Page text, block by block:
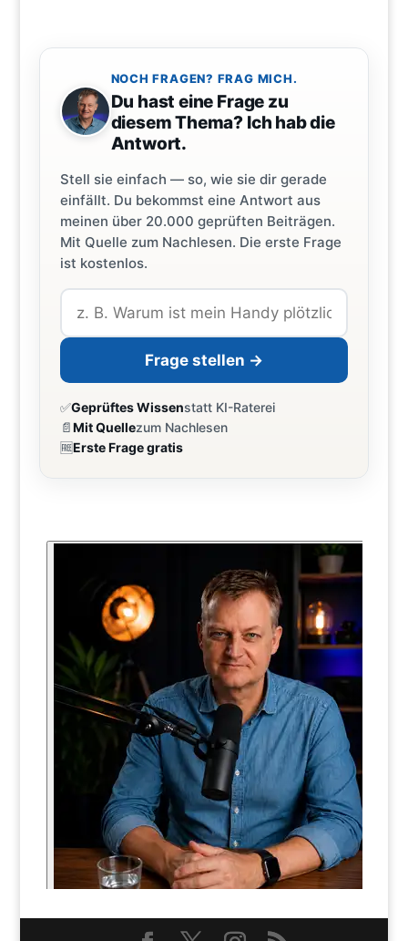
NOCH FRAGEN? FRAG MICH.
Du hast eine Frage zu
diesem Thema? Ich hab die
Antwort.
Stell sie einfach — so, wie sie dir gerade
einfällt. Du bekommst eine Antwort aus
meinen über 20.000 geprüften Beiträgen.
Mit Quelle zum Nachlesen. Die erste Frage
ist kostenlos.
Frage stellen →
✅Geprüftes Wissenstatt KI-Raterei
📄Mit Quellezum Nachlesen
🆓Erste Frage gratis